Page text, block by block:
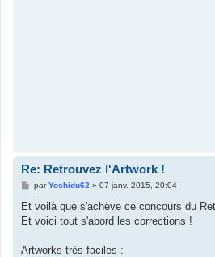
Re: Retrouvez l'Artwork !
M
s
a
parYoshidu62 » 07 janv. 2015, 20:04
Et voilà que s'achève ce concours du
Et voici tout s'abord les corrections !
Artworks très faciles :